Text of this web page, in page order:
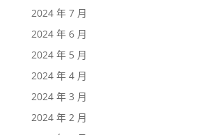
2024 年 7 月
2024 年 6 月
2024 年 5 月
2024 年 4 月
2024 年 3 月
2024 年 2 月